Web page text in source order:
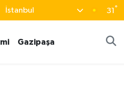
İstanbul 31 °
Gazipaşa